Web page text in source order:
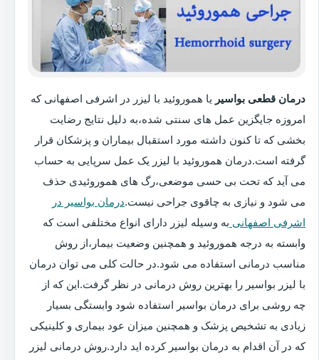
درمان قطعی بواسیر یا هموروئید با لیزر در اشرفی اصفهانی که
امروزه جایگزین عمل های سنتی شده،به دلیل نتایج رضایت
بخشی که تا کنون داشته مورد استقبال بیماران و پزشکان قرار
گرفته است.درمان هموروئید با لیزر یک عمل سرپایی به حساب
می آید که تحت بی حسی موضعی،رگ های هموروئیدی حذف
می شود و نیازی به چاقوی جراحی نیست.درمان بواسیر در
اشرفی اصفهانی به وسیله لیزر دارای انواع مختلفی است که
وابسته به درجه هموروئید و همچنین وضعیت بیمار،از روش
مناسب درمانی استفاده می شود.در حالت کلی می توان درمان
با لیزر بواسیر را بهترین روش درمانی در نظر گرفت.این که از
چه روشی برای درمان بواسیر استفاده شود وابستگی بسیار
زیادی به تشخیص پزشک و همچنین میزان عود بیماری و کلینیکی
که در آن اقدام به درمان بواسیر کرده اید دارد.روش درمانی لیزر